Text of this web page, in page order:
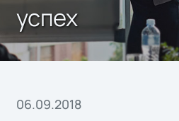
успех
06.09.2018